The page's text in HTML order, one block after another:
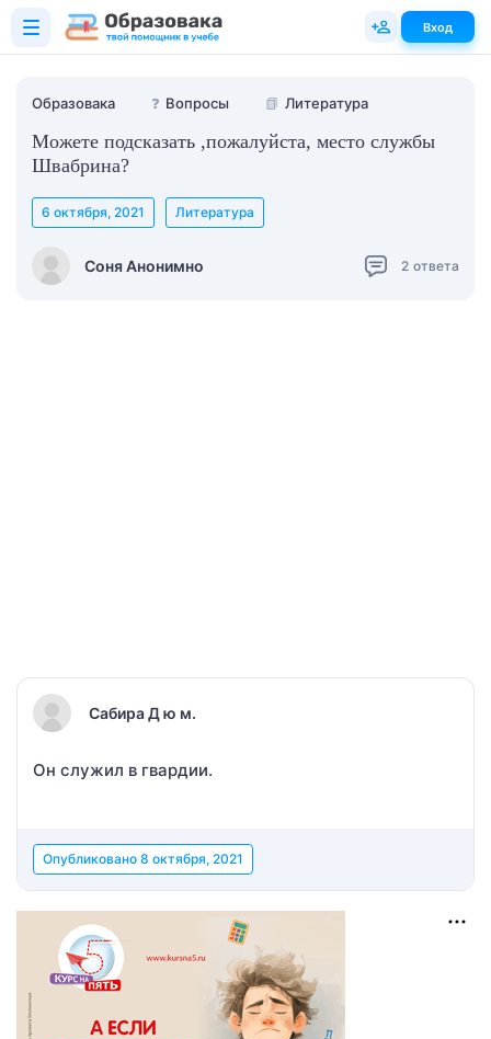
Образовака ❓ Вопросы 📗 Литература
Можете подсказать ,пожалуйста, место службы
Швабрина?
Соня Анонимно
6 октября, 2021 Литература
2 ответа
Сабира Д ю м.
Он служил в гвардии.
Опубликовано 8 октября, 2021
Вход